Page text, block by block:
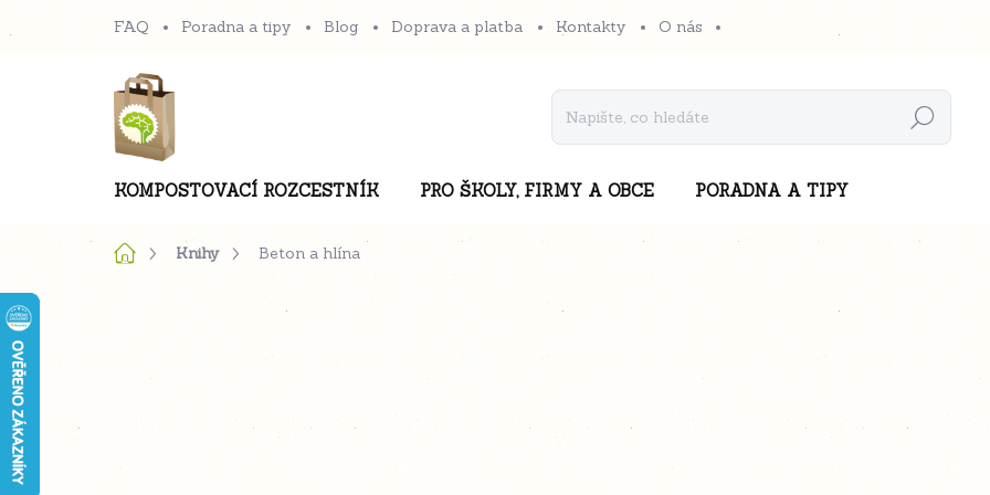
na
FAQ Poradna a tipy Blog Doprava a platba Kontakty O nás
Hledat
KOMPOSTOVACÍ ROZCESTNÍK PRO ŠKOLY, FIRMY A OBCE PORADNA A TIPY
DomůKnihy Beton a hlína